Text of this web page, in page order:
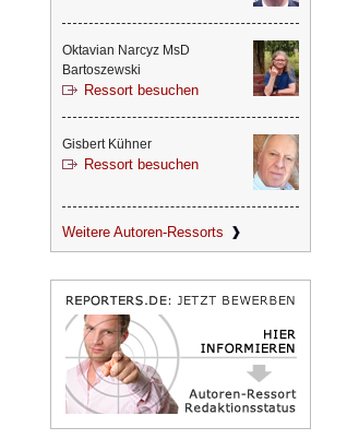
Oktavian Narcyz MsD
Bartoszewski
Ressort besuchen
Gisbert Kühner
Ressort besuchen
Weitere Autoren-Ressorts